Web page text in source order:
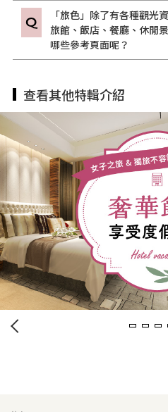
「旅色」除了有各種觀光
旅館、飯店、餐廳、休閒
哪些參考頁面呢？
查看其他特輯介紹